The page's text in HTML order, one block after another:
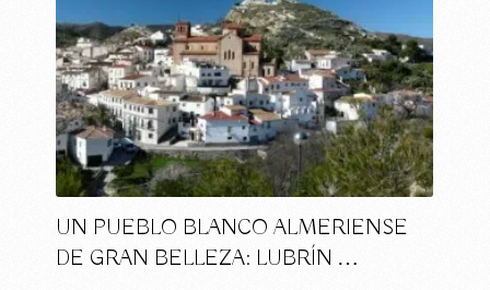
UN PUEBLO BLANCO ALMERIENSE
DE GRAN BELLEZA: LUBRÍN …